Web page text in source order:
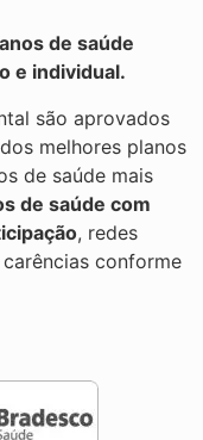
de saúde
e individual.
são aprovados
melhores planos
de saúde mais
de saúde com
, redes
conforme